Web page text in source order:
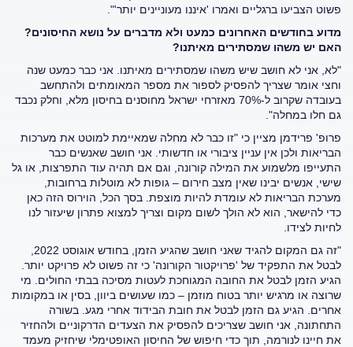
פשוט הצביעו ברגליים ואמרו 'איננו מעוניינים יותר'".
מדוע בחודשים האחרונים כמעט ולא מדברים על נושא החיסונים?
האם יש משהו שמסתירים מאיתנו?
"לא, אני לא חושב שיש משהו שמסתירים מאיתנו. אני כבר כמעט שנה
וחצי אומר שצריך להפסיק לספור את מספר המאומתים ולהתחשב
בעובדה שקרוב ל-70% מאזרחי ישראל מחוסנים בחיסון מלא, וחלק נכבד
גם חלו במחלה".
פרופ' פרידמן מציין כי "זו כבר לא מחלה שמאיימת למוטט את מערכות
הבריאות ולכן אין עניין ציבורי או חדשותי. אני חושב שאנשים כבר
התעייפו מלשמוע את המילה קורונה, וגם אם תהיה עוד התפרצות, או גל
שישי, אנשים יבינו שאין מצב חירום – גופות לא מוטלות ברחובות,
מערכת הבריאות לא עומדת להיות מוצפת. בסך הכל, הוירוס הזה כאן
כדי להישאר, הוא לא הולך לשום מקום וצריך למצוא פתרון שיעזור לנו
לחיות לצידו.
לבטל את התפקיד של 'פרויקטור הקורונה' כי זה פשוט לא פרויקט יותר.
הגיע הזמן לבטל את החובה המגוחכת לעטות מסיכה בבתי החולים. מי
שרוצה או מרגיש יותר בטוח מוזמן – כמו שעושים ביוון, בסין או במקומות
אחרים. הגיע גם הזמן לבטל את חובת הבידוד אחרי מגע. בשורה
התחתונה, אני חושב שצריכים להפסיק את הצעדים הדרקוניים ולהחזיר
את חיינו לנורמה, תוך כדי חיפוש של החיסון האופטימלי שיחזיק מעמד